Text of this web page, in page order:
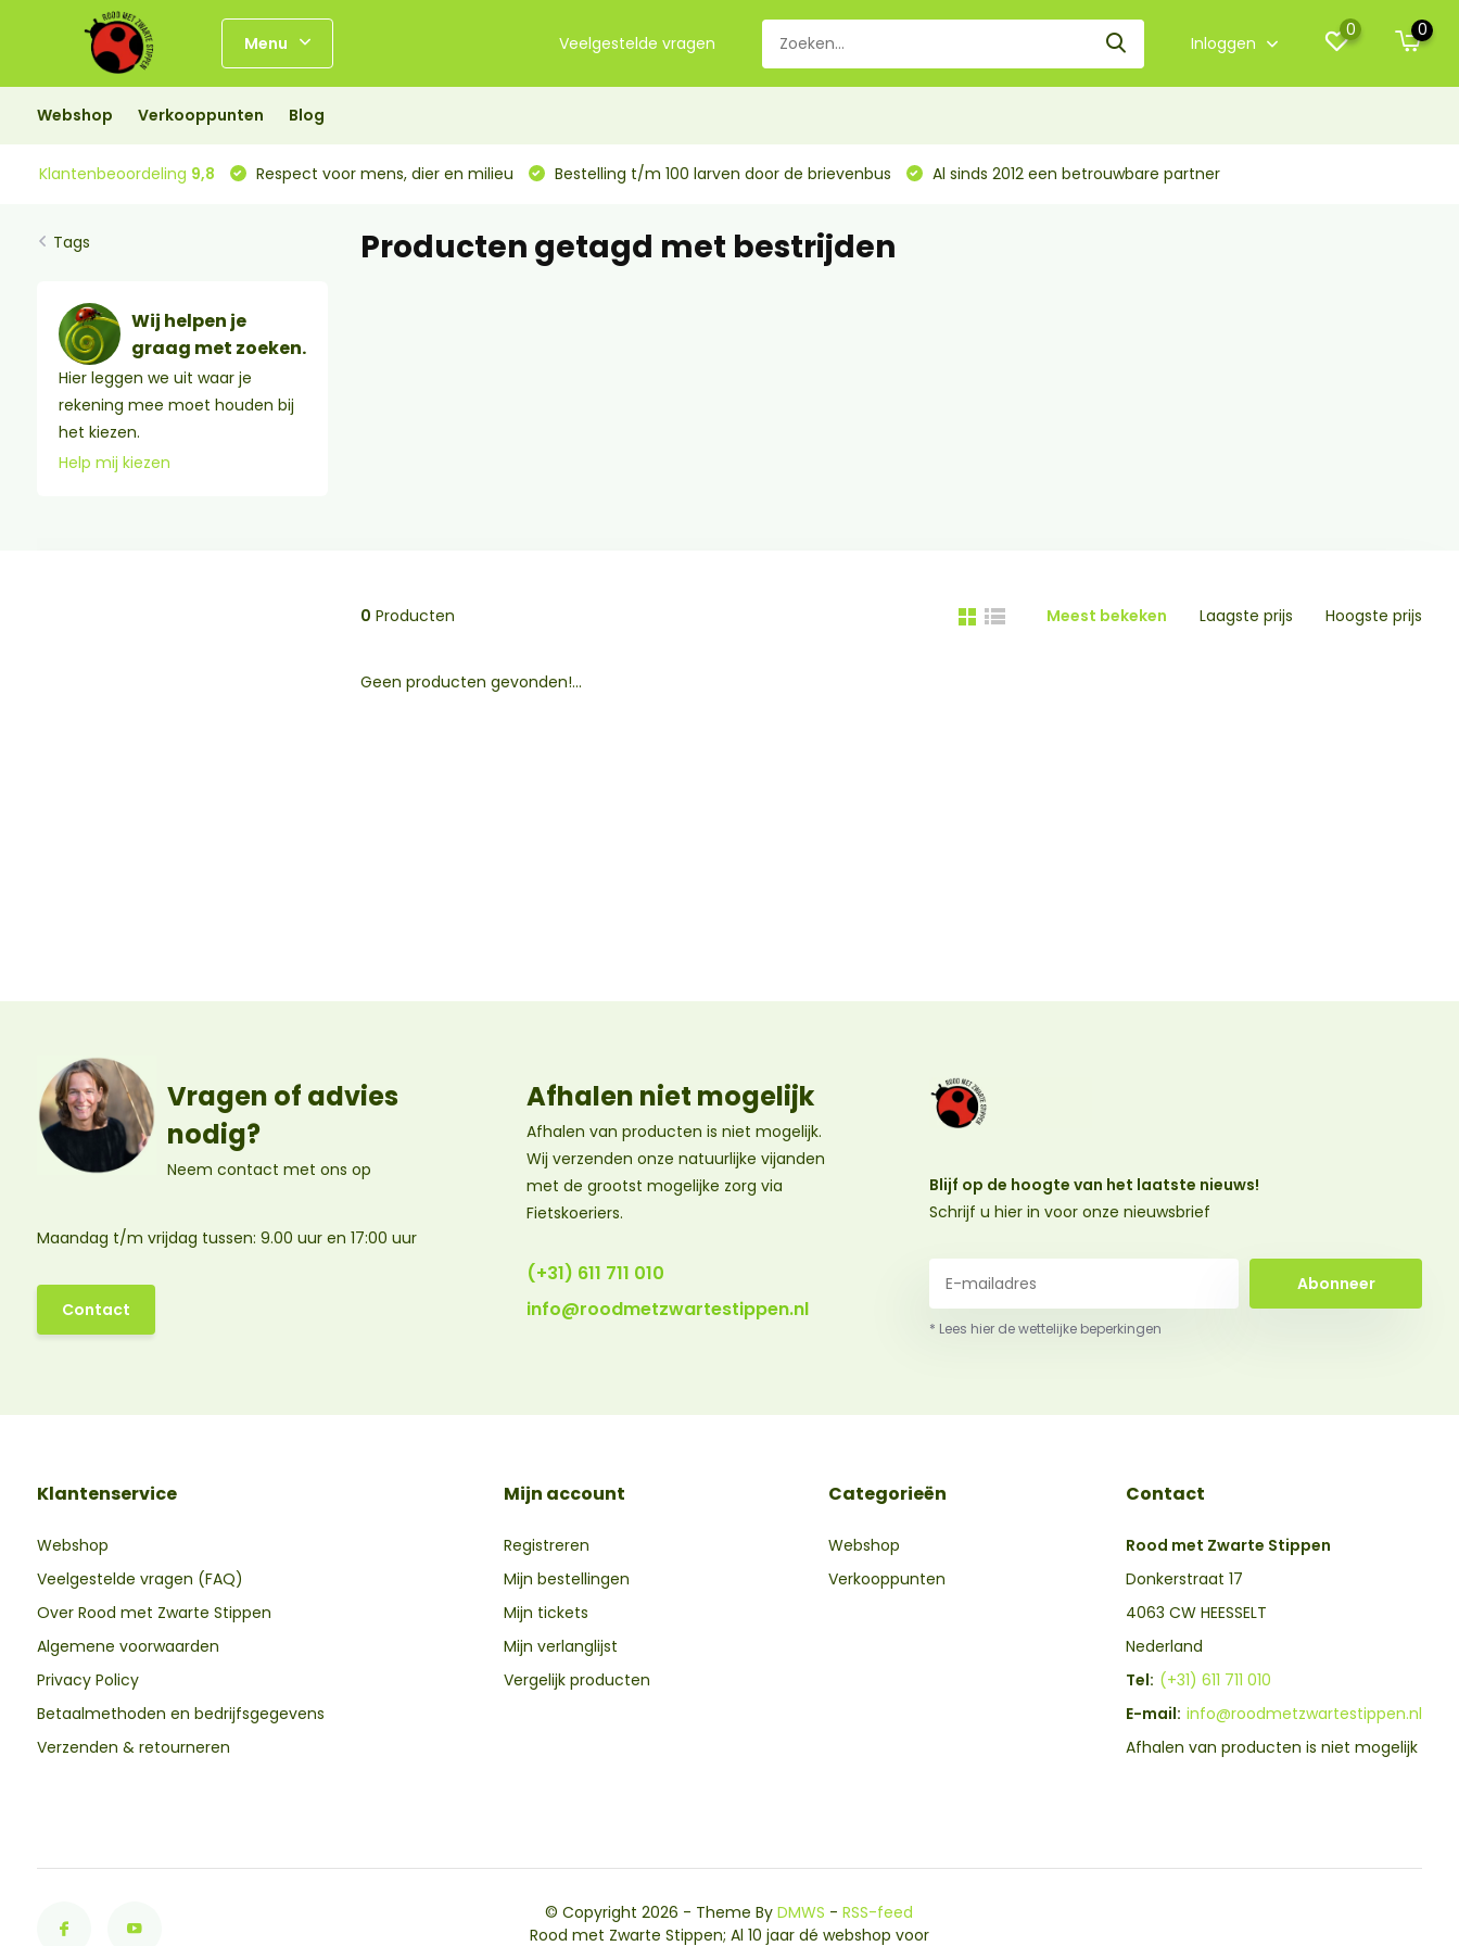
Menu Veelgestelde vragen Inloggen
0 0
Webshop Verkooppunten Blog
Klantenbeoordeling 9,8 Respect voor mens, dier en milieu Bestelling t/m 100 larven door de brievenbus Al sinds 2012 een betrouwbare partner
Tags
Wij helpen je
graag met zoeken.
Hier leggen we uit waar je
rekening mee moet houden bij
het kiezen.
Help mij kiezen
Producten getagd met bestrijden
0 Producten Meest bekeken Laagste prijs Hoogste prijs
Geen producten gevonden!...
Vragen of advies
nodig?
Neem contact met ons op
Maandag t/m vrijdag tussen: 9.00 uur en 17:00 uur
Contact
Afhalen niet mogelijk
Afhalen van producten is niet mogelijk.
Wij verzenden onze natuurlijke vijanden
met de grootst mogelijke zorg via
Fietskoeriers.
(+31) 611 711 010
info@roodmetzwartestippen.nl
Blijf op de hoogte van het laatste nieuws!
Schrijf u hier in voor onze nieuwsbrief
Abonneer
* Lees hier de wettelijke beperkingen
Klantenservice
Webshop
Veelgestelde vragen (FAQ)
Over Rood met Zwarte Stippen
Algemene voorwaarden
Privacy Policy
Betaalmethoden en bedrijfsgegevens
Verzenden & retourneren
Mijn account
Registreren
Mijn bestellingen
Mijn tickets
Mijn verlanglijst
Vergelijk producten
Categorieën
Webshop
Verkooppunten
Contact
Rood met Zwarte Stippen
Donkerstraat 17
4063 CW HEESSELT
Nederland
Tel: (+31) 611 711 010
E-mail: info@roodmetzwartestippen.nl
Afhalen van producten is niet mogelijk
© Copyright 2026 - Theme ByDMWS -RSS-feed
Rood met Zwarte Stippen; Al 10 jaar dé webshop voor